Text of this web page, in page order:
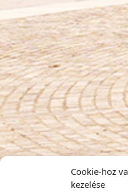
Cookie-hoz
kezelése